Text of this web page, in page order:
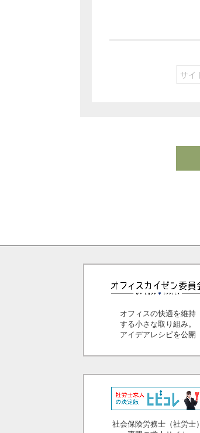
オフィスの快適を維持
する小さな取り組み。
アイデアレシピを公開
社会保険労務士（社労士）